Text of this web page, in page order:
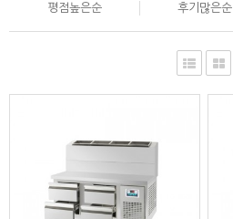
평점높은순 후기많은순